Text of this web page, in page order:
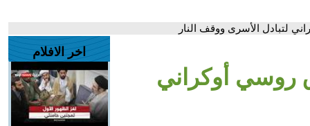
لتبادل الأسرى ووقف النار
روسي أوكراني
اخر الافلام